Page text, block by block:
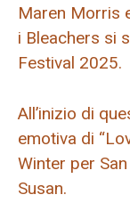
Maren Morris
i Bleachers si
Festival 2025.
All’inizio di
emotiva di
Winter per
Susan.